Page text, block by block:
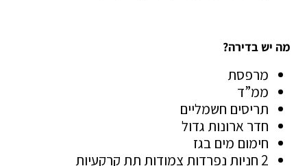
מה יש בדירה?
מרפסת
ממ”ד
תריסים חשמליים
חדר ארונות גדול
חימום מים בגז
2 חניות נפרדות צמודות תת קרקעיות